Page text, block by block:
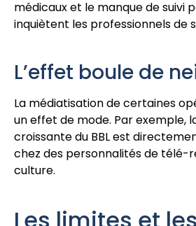
médicaux et le manque de suivi
inquiètent les professionnels de
L’effet boule de
La médiatisation de certaines
un effet de mode. Par exemple,
croissante du BBL est
chez des personnalités de télé-
culture.